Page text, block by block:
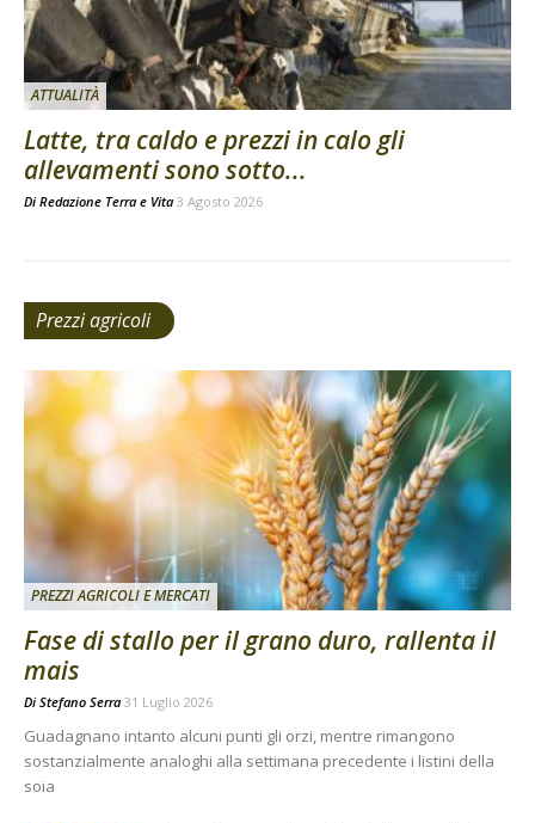
ATTUALITÀ
Latte, tra caldo e prezzi in calo gli
allevamenti sono sotto...
Di Redazione Terra e Vita 3 Agosto 2026
Prezzi agricoli
PREZZI AGRICOLI E MERCATI
Fase di stallo per il grano duro, rallenta il
mais
Di Stefano Serra 31 Luglio 2026
Guadagnano intanto alcuni punti gli orzi, mentre rimangono
sostanzialmente analoghi alla settimana precedente i listini della
soia